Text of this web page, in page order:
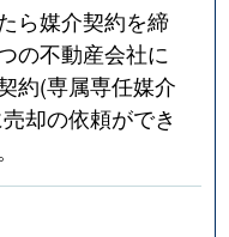
ら媒介契約を締
の不動産会社に
約(専属専任媒介
却の依頼ができ